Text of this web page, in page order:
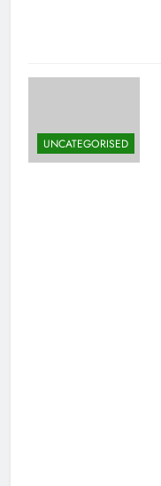
UNCATEGORISED